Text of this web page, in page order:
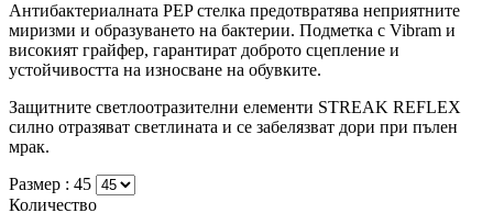
Антибактериалната PEP стелка предотвратява неприятните
миризми и образуването на бактерии. Подметка с Vibram и
високият грайфер, гарантират доброто сцепление и
устойчивостта на износване на обувките.
Защитните светлоотразителни елементи STREAK REFLEX
силно отразяват светлината и се забелязват дори при пълен
мрак.
Размер : 45
Количество